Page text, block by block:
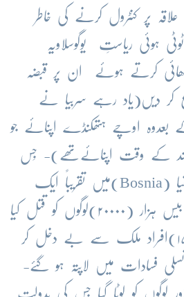
پر کنٹرول کرنے کی خاطر
ہوئی ریاستِ یوگوسلاویہ
کرتے ہوئے ان پر قبضہ
کر دیں(یاد رہے سربیا نے
بعدوہ اوچے ہتھکنڈے اپنائے جو
کے وقت اپنائےتھے)- جِس
(
Bosnia )میں تقریباً ایک
لاکھ(۱۰۰۰۰۰)،کوسوو میں بیس ہزار (۲۰۰۰۰)لوگوں کو قتل کیا
گیا اور ڈیڑھ لاکھ (۱۵۰۰۰۰)افراد ملک سے بے دخل کر
فسادات میں لاپتہ ہو گئے-
لوگوں کو لوٹا گیا جِس کی بدولت